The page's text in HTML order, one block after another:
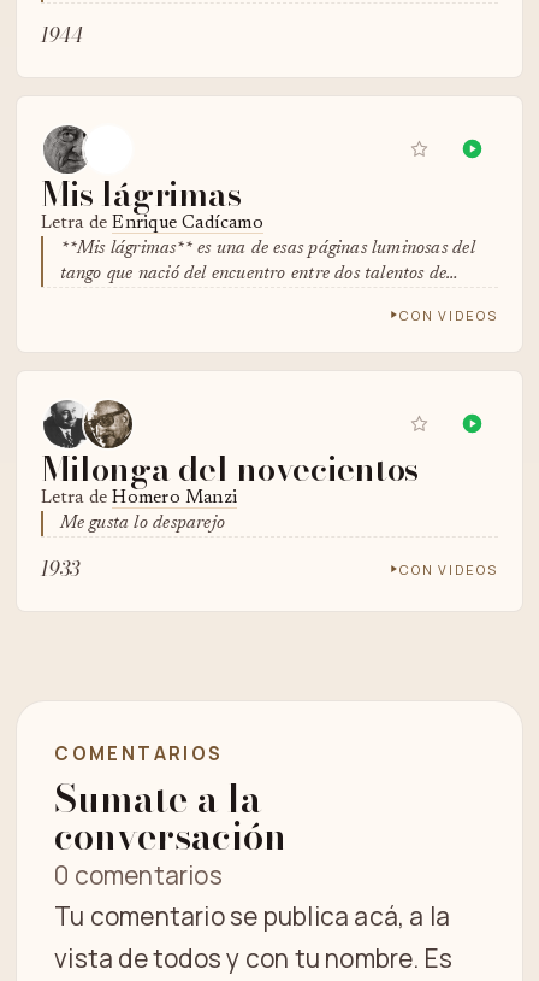
1944
Mis lágrimas
Letra deEnrique Cadícamo
**Mis lágrimas** es una de esas páginas luminosas del
tango que nació del encuentro entre dos talentos de…
CON VIDEOS
Milonga del novecientos
Letra deHomero Manzi
Me gusta lo desparejo
1933 CON VIDEOS
COMENTARIOS
Sumate a la
conversación
0 comentarios
Tu comentario se publica acá, a la
vista de todos y con tu nombre. Es